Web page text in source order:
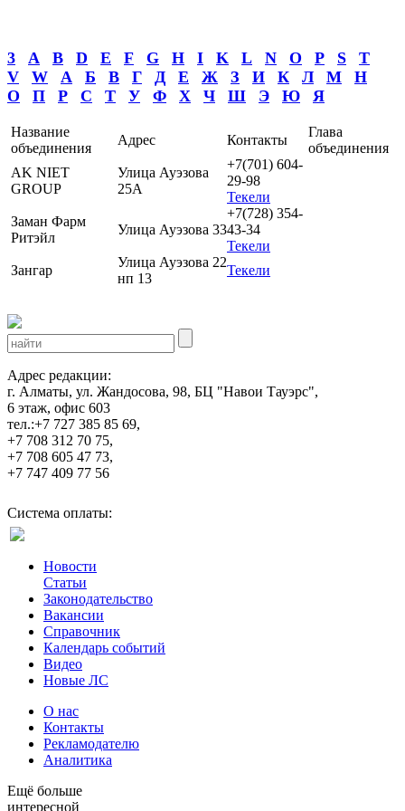
3 A B D E F G H I K L N O P S
T
V
W А Б В Г Д Е Ж З И К Л М
Н
О
П Р С Т У Ф Х Ч Ш Э Ю Я
Название
объединения
Адрес Контакты
Глава
объединения
AK NIET
GROUP
Улица Ауэзова
25А
+7(701) 604-
29-98
Текели
Заман Фарм
Ритэйл
Улица Ауэзова 33
+7(728) 354-
43-34
Текели
Зангар
Улица Ауэзова 22
нп 13
Текели
Адрес редакции:
г. Алматы, ул. Жандосова, 98, БЦ "Навои Тауэрс",
6 этаж, офис 603
тел.:+7 727 385 85 69,
+7 708 312 70 75,
+7 708 605 47 73,
+7 747 409 77 56
Система оплаты:
Новости
Статьи
Законодательство
Вакансии
Справочник
Календарь событий
Видео
Новые ЛС
О нас
Контакты
Рекламодателю
Аналитика
Ещё больше
интересной